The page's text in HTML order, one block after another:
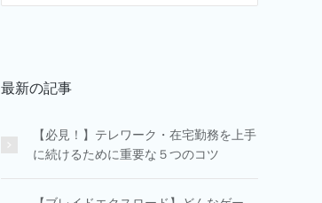
最新の記事
【必見！】テレワーク・在宅勤務を上手
に続けるために重要な５つのコツ